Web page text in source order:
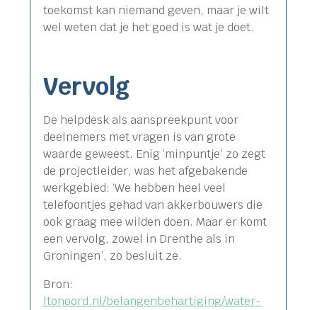
toekomst kan niemand geven, maar je wilt
wel weten dat je het goed is wat je doet.
Vervolg
De helpdesk als aanspreekpunt voor
deelnemers met vragen is van grote
waarde geweest. Enig ‘minpuntje’ zo zegt
de projectleider, was het afgebakende
werkgebied: ‘We hebben heel veel
telefoontjes gehad van akkerbouwers die
ook graag mee wilden doen. Maar er komt
een vervolg, zowel in Drenthe als in
Groningen’, zo besluit ze.
Bron:
ltonoord.nl/belangenbehartiging/water-